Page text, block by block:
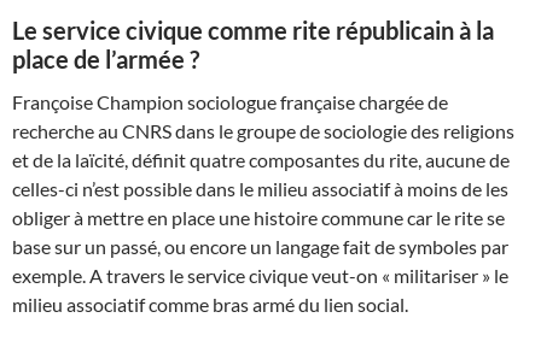
Le service civique comme rite républicain à la
place de l’armée ?
Françoise Champion sociologue française chargée de
recherche au CNRS dans le groupe de sociologie des religions
et de la laïcité, définit quatre composantes du rite, aucune de
celles-ci n’est possible dans le milieu associatif à moins de les
obliger à mettre en place une histoire commune car le rite se
base sur un passé, ou encore un langage fait de symboles par
exemple. A travers le service civique veut-on « militariser » le
milieu associatif comme bras armé du lien social.